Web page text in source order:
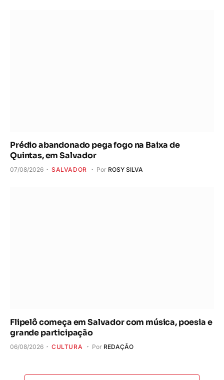
Prédio abandonado pega fogo na Baixa de
Quintas, em Salvador
07/08/2026 SALVADOR Por ROSY SILVA
Flipelô começa em Salvador com música, poesia e
grande participação
06/08/2026 CULTURA Por REDAÇÃO